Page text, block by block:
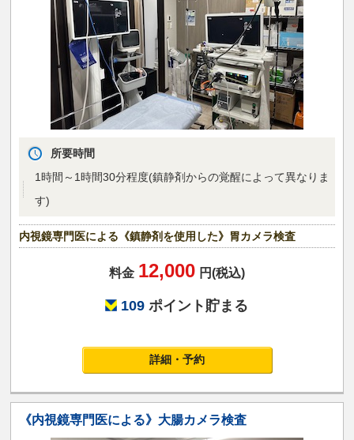
所要時間
1時間～1時間30分程度(鎮静剤からの覚醒によって異なりま
す)
内視鏡専門医による《鎮静剤を使用した》胃カメラ検査
料金 12,000 円(税込)
109 ポイント貯まる
詳細・予約
《内視鏡専門医による》大腸カメラ検査